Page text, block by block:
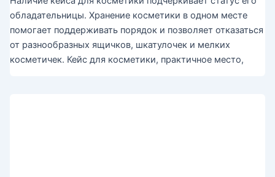
обладательницы. Хранение косметики в одном месте
помогает поддерживать порядок и позволяет отказаться
от разнообразных ящичков, шкатулочек и мелких
косметичек. Кейс для косметики, практичное место,